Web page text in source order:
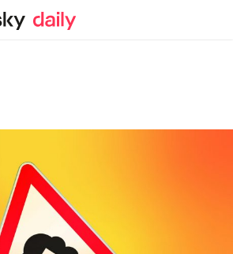
卡巴斯基官方博客